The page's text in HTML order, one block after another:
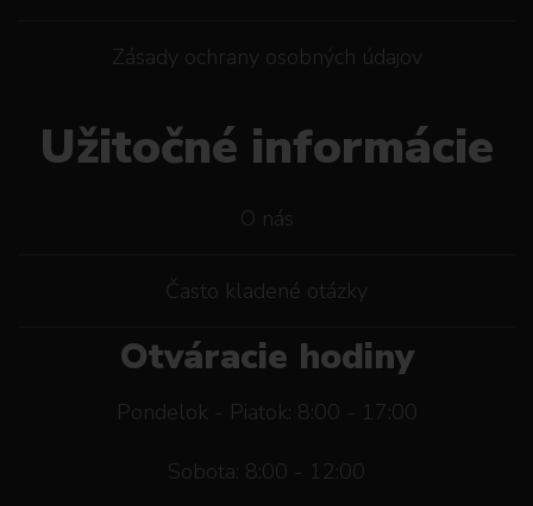
Zásady ochrany osobných údajov
Užitočné informácie
O nás
Často kladené otázky
Otváracie hodiny
Pondelok - Piatok: 8:00 - 17:00
Sobota: 8:00 - 12:00